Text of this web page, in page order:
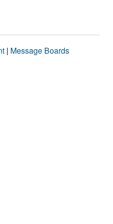
| Message Boards